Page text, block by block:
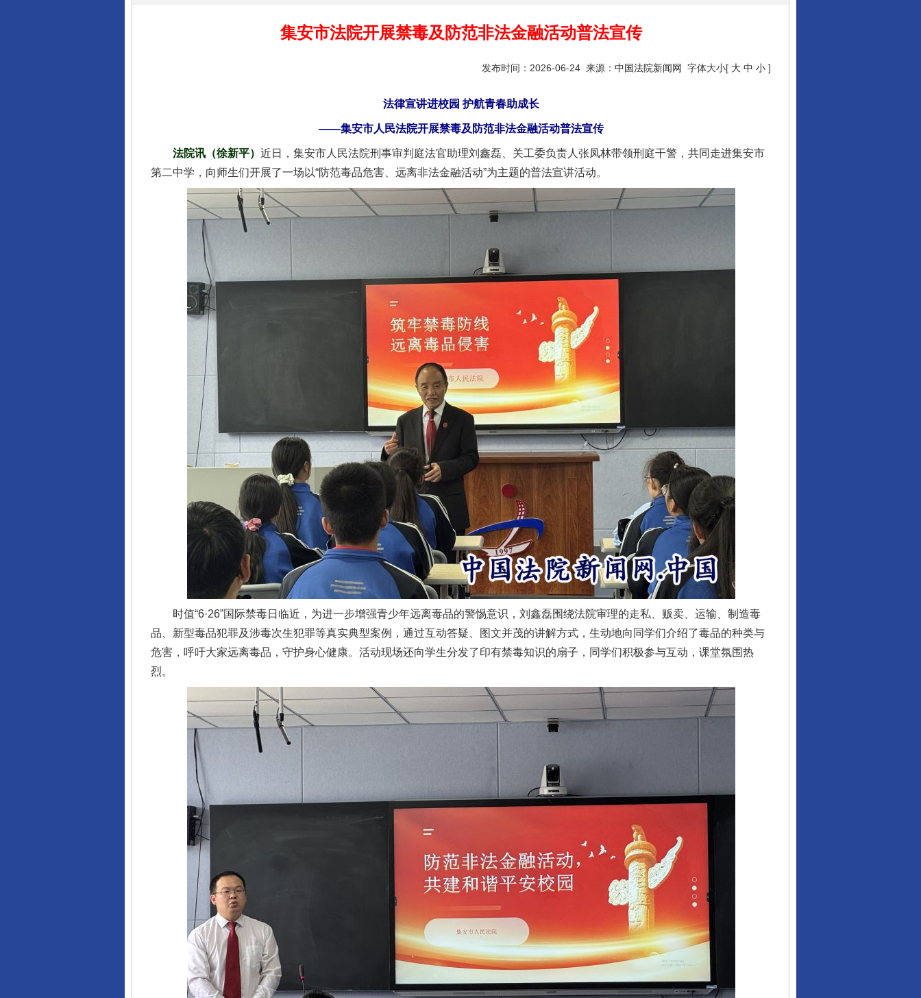
集安市法院开展禁毒及防范非法金融活动普法宣传
发布时间：2026-06-24 来源： 中国法院新闻网 字体大小[ 大 中 小 ]
法律宣讲进校园 护航青春助成长
——集安市人民法院开展禁毒及防范非法金融活动普法宣传
法院讯（徐新平） 近日，集安市人民法院刑事审判庭法官助理刘鑫磊、关工委负责人张凤林带领刑庭干警，共同走进集安市
第二中学，向师生们开展了一场以“防范毒品危害、远离非法金融活动”为主题的普法宣讲活动。
时值“6·26”国际禁毒日临近，为进一步增强青少年远离毒品的警惕意识，刘鑫磊围绕法院审理的走私、贩卖、运输、制造毒
品、新型毒品犯罪及涉毒次生犯罪等真实典型案例，通过互动答疑、图文并茂的讲解方式，生动地向同学们介绍了毒品的种类与
危害，呼吁大家远离毒品，守护身心健康。活动现场还向学生分发了印有禁毒知识的扇子，同学们积极参与互动，课堂氛围热
烈。
东山县通报“牛蛙产品抗生素超标问题” 让核能赋能千行百业